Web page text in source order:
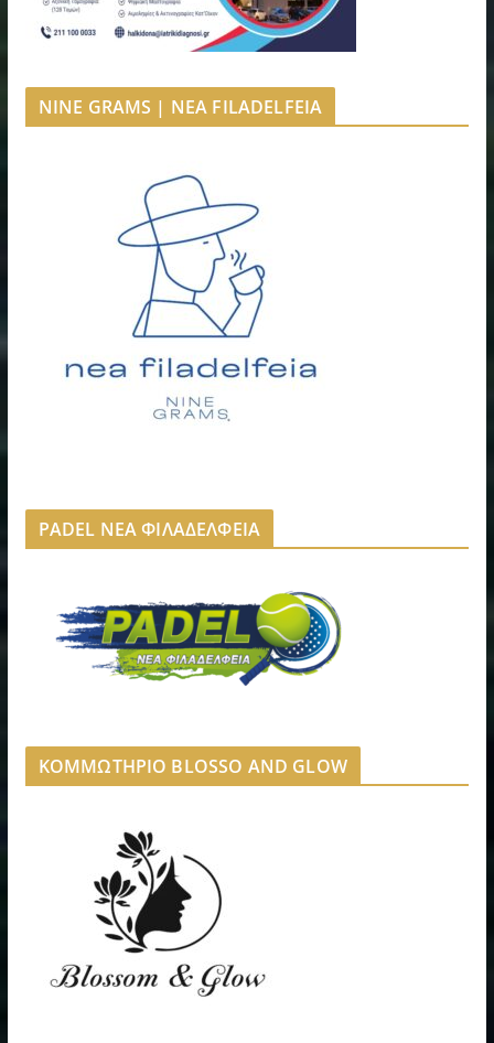
NINE GRAMS | NEA FILADELFEIA
PADEL ΝΕΑ ΦΙΛΑΔΕΛΦΕΙΑ
ΚΟΜΜΩΤΗΡΙΟ BLOSSO AND GLOW